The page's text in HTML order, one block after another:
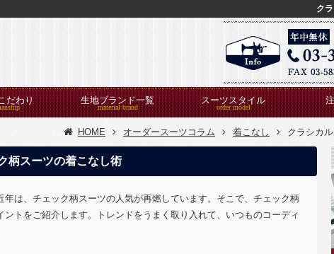
ク
だわり 生地ブランド一覧 スーツスタイル
HOME オーダースーツコラム 着こなし クラシカ
柄スーツの着こなし術
は、チェック柄スーツの人気が再燃しています。そこで、チェック柄
トをご紹介します。トレンドをうまく取り入れて、いつものコーディ